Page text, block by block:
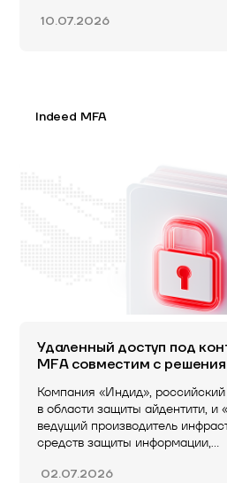
10.07.2026
Indeed MFA
Удаленный доступ под
MFA совместим с
Компания «Индид»,
в области защиты айдентити, и
ведущий производитель
средств защиты информации,…
02.07.2026